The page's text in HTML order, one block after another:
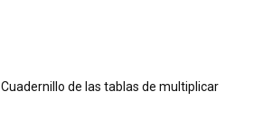
Cuadernillo de las tablas de multiplicar